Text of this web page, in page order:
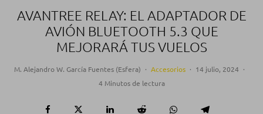
AVANTREE RELAY: EL ADAPTADOR DE
AVIÓN BLUETOOTH 5.3 QUE
MEJORARÁ TUS VUELOS
M. Alejandro W. García Fuentes (Esfera) · Accesorios · 14 julio, 2024 ·
4 Minutos de lectura